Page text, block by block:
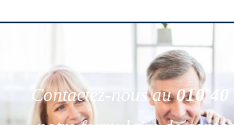
Contactez-nous au010 40